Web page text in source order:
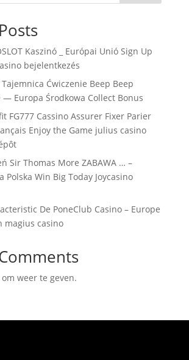
Kaszinó _ Európai Unió Sign Up
bejelentkezés
Ćwiczenie Beep Beep
— Europa Środkowa Collect Bonus
FG777 Cassino Assurer Fixer Parier
Enjoy the Game julius casino
Sir Thomas More ZABAWA … –
Polska Win Big Today Joycasino
De PoneClub Casino – Europe
magius casino
weer te geven.